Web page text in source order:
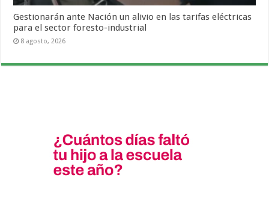
Gestionarán ante Nación un alivio en las tarifas eléctricas
para el sector foresto-industrial
8 agosto, 2026